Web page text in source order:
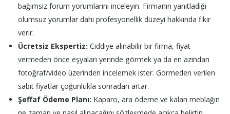
bağımsız forum yorumlarını inceleyin. Firmanın yanıtladığı
olumsuz yorumlar dahi profesyonellik düzeyi hakkında fikir
verir.
Ücretsiz Ekspertiz: Ciddiye alınabilir bir firma, fiyat
vermeden önce eşyaları yerinde görmek ya da en azından
fotoğraf/video üzerinden incelemek ister. Görmeden verilen
sabit fiyatlar çoğunlukla sonradan artar.
Şeffaf Ödeme Planı: Kaparo, ara ödeme ve kalan meblağın